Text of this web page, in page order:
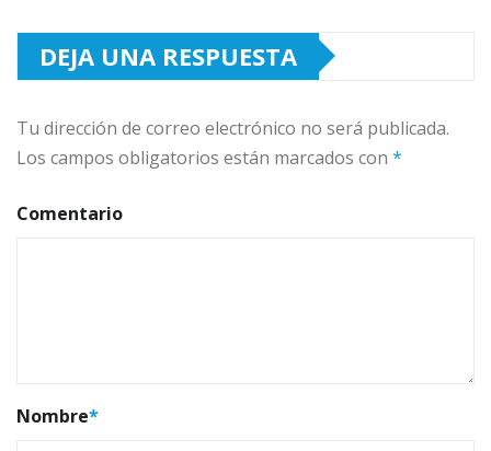
DEJA UNA RESPUESTA
Tu dirección de correo electrónico no será publicada.
Los campos obligatorios están marcados con *
Comentario
Nombre*